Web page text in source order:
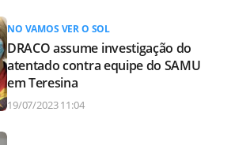
NO VAMOS VER O SOL
DRACO assume investigação do
atentado contra equipe do SAMU
em Teresina
19/07/2023 11:04